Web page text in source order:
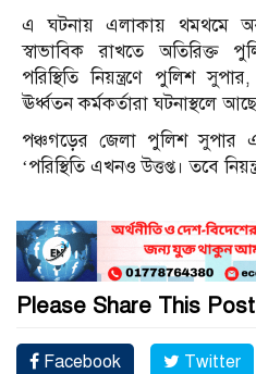
এ ঘটনায় এলাকায় থমথমে
স্বাভাবিক রাখতে অতিরিক্ত
পরিস্থিতি নিয়ন্ত্রণে পুলিশ
ঊর্ধ্বতন কর্মকর্তারা ঘটনাস্থলে
পঞ্চগড়ের জেলা পুলিশ সুপার
‘পরিস্থিতি এখনও উত্তপ্ত। তবে
Please Share This
Facebook Twitter